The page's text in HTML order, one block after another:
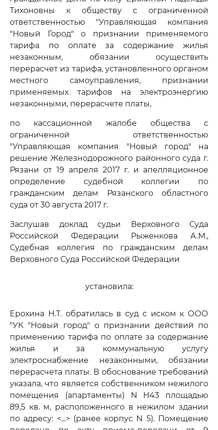
Тихоновны к обществу с ограниченной
ответственностью "Управляющая компания
"Новый Город" о признании применяемого
тарифа по оплате за содержание жилья
незаконным, обязании осуществить
перерасчет из тарифа, установленного органом
местного самоуправления, признании
применяемых тарифов на электроэнергию
незаконными, перерасчете платы,
по кассационной жалобе общества с
ограниченной ответственностью
"Управляющая компания "Новый город" на
решение Железнодорожного районного суда г.
Рязани от 19 апреля 2017 г. и апелляционное
определение судебной коллегии по
гражданским делам Рязанского областного
суда от 30 августа 2017 г.
Заслушав доклад судьи Верховного Суда
Российской Федерации Рыженкова А.М.,
Судебная коллегия по гражданским делам
Верховного Суда Российской Федерации
установила:
Ерохина Н.Т. обратилась в суд с иском к ООО
"УК "Новый город" о признании действий по
применению тарифа по оплате за содержание
жилья и за коммунальную услугу
электроснабжение незаконными, обязании
перерасчета платы. В обоснование требований
указала, что является собственником нежилого
помещения (апартаменты) N Н43 площадью
89,5 кв. м, расположенного в нежилом здании
по адресу: <...> (ранее корпус N 5). Помещение